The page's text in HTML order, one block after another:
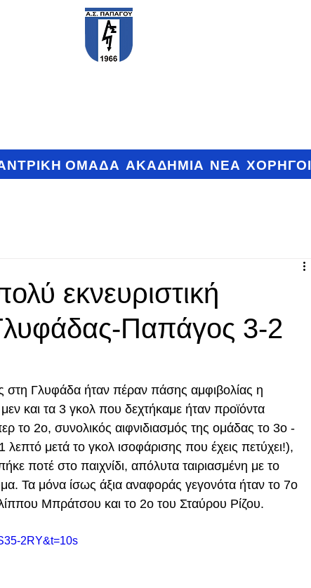
ΟΜΑΔΑ ΑΚΑΔΗΜΙΑ ΝΕΑ ΧΟΡΗΓΟΙ
εκνευριστική
Παπάγος 3-2
στη Γλυφάδα ήταν πέραν πάσης αμφιβολίας η
μεν και τα 3 γκολ που δεχτήκαμε ήταν προϊόντα
το 2ο, συνολικός αιφνιδιασμός της ομάδας το 3ο -
λεπτό μετά το γκολ ισοφάρισης που έχεις πετύχει!),
ποτέ στο παιχνίδι, απόλυτα ταιριασμένη με το
Τα μόνα ίσως άξια αναφοράς γεγονότα ήταν το 7ο
Μπράτσου και το 2ο του Σταύρου Ρίζου.
2RY&t=10s